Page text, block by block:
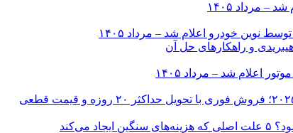
مرداد ۱۴۰۵
و راهکارهای حل آن
اعلام شد – مرداد ۱۴۰۵
می‌کند